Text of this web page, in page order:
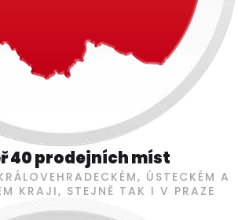
40 prodejních míst
ÚSTECKÉM A
KRAJI, STEJNĚ TAK I V PRAZE